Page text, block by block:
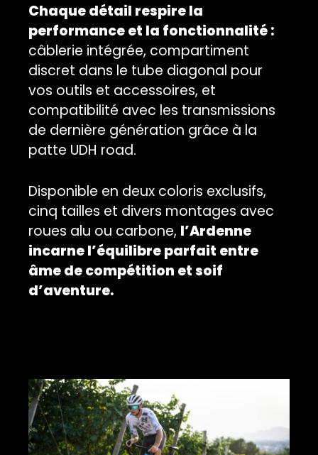
Chaque détail respire la
performance et la fonctionnalité :
câblerie intégrée, compartiment
discret dans le tube diagonal pour
vos outils et accessoires, et
compatibilité avec les transmissions
de dernière génération grâce à la
patte UDH road.
Disponible en deux coloris exclusifs,
cinq tailles et divers montages avec
roues alu ou carbone, l’Ardenne
incarne l’équilibre parfait entre
âme de compétition et soif
d’aventure.